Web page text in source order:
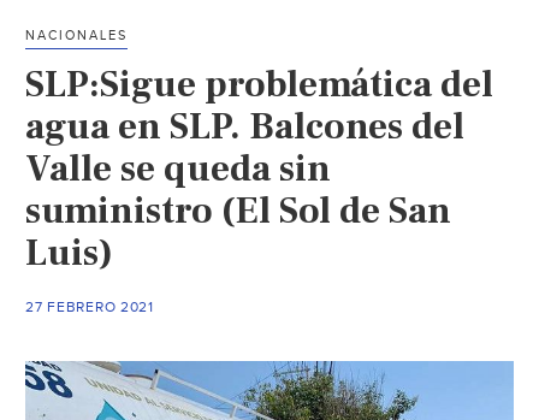
NACIONALES
SLP:Sigue problemática del
agua en SLP. Balcones del
Valle se queda sin
suministro (El Sol de San
Luis)
27 FEBRERO 2021